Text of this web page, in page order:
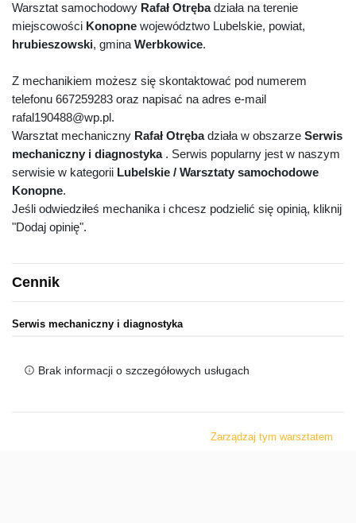
Warsztat samochodowy Rafał Otrębadziała na terenie
miejscowości Konopne województwo Lubelskie, powiat,
hrubieszowski, gmina Werbkowice.
Z mechanikiem możesz się skontaktować pod numerem
telefonu 667259283 oraz napisać na adres e-mail
rafal190488@wp.pl.
Warsztat mechaniczny Rafał Otrębadziała w obszarze Serwis
mechaniczny i diagnostyka. Serwis popularny jest w naszym
serwisie w kategorii Lubelskie / Warsztaty samochodowe
Konopne.
Jeśli odwiedziłeś mechanika i chcesz podzielić się opinią, kliknij
"Dodaj opinię".
Cennik
Serwis mechaniczny i diagnostyka
Brak informacji o szczegółowych usługach
Zarządzaj tym warsztatem